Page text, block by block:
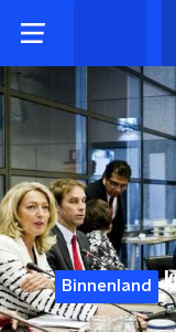
Binnenland